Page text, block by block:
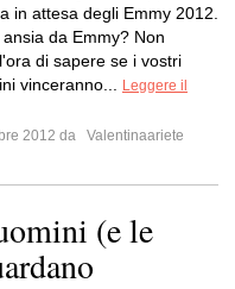
in attesa degli Emmy 2012.
da Emmy? Non
di sapere se i vostri
vinceranno...
Leggere il
2012 da
Valentinaariete
(e le